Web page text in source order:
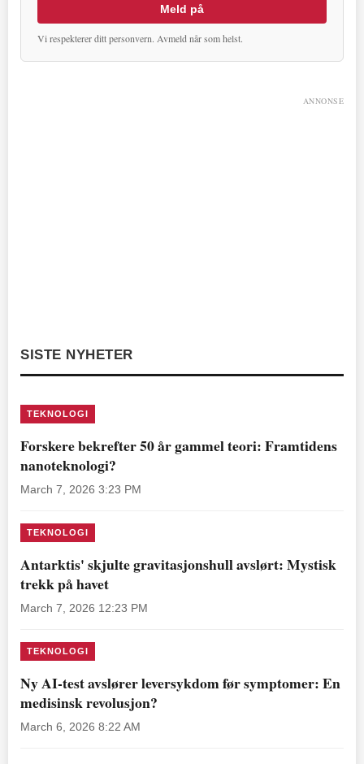
Meld på
Vi respekterer ditt personvern. Avmeld når som helst.
ANNONSE
SISTE NYHETER
TEKNOLOGI
Forskere bekrefter 50 år gammel teori: Framtidens
nanoteknologi?
March 7, 2026 3:23 PM
TEKNOLOGI
Antarktis' skjulte gravitasjonshull avslørt: Mystisk
trekk på havet
March 7, 2026 12:23 PM
TEKNOLOGI
Ny AI-test avslører leversykdom før symptomer: En
medisinsk revolusjon?
March 6, 2026 8:22 AM